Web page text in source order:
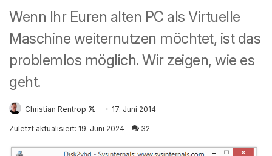
Wenn Ihr Euren alten PC als Virtuelle
Maschine weiternutzen möchtet, ist das
problemlos möglich. Wir zeigen, wie es
geht.
Christian Rentrop
Follow
on
17. Juni 2014
Zuletzt aktualisiert: 19. Juni 2024 32